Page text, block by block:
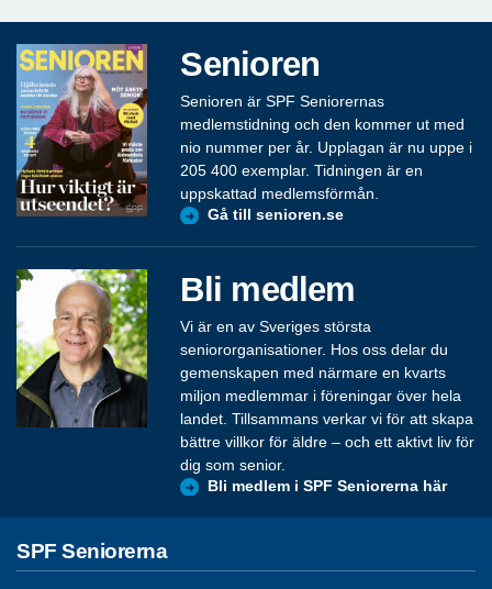
Senioren
Senioren är SPF Seniorernas
medlemstidning och den kommer ut med
nio nummer per år. Upplagan är nu uppe i
205 400 exemplar. Tidningen är en
uppskattad medlemsförmån.
Gå till senioren.se
Bli medlem
Vi är en av Sveriges största
seniororganisationer. Hos oss delar du
gemenskapen med närmare en kvarts
miljon medlemmar i föreningar över hela
landet. Tillsammans verkar vi för att skapa
bättre villkor för äldre – och ett aktivt liv för
dig som senior.
Bli medlem i SPF Seniorerna här
SPF Seniorerna